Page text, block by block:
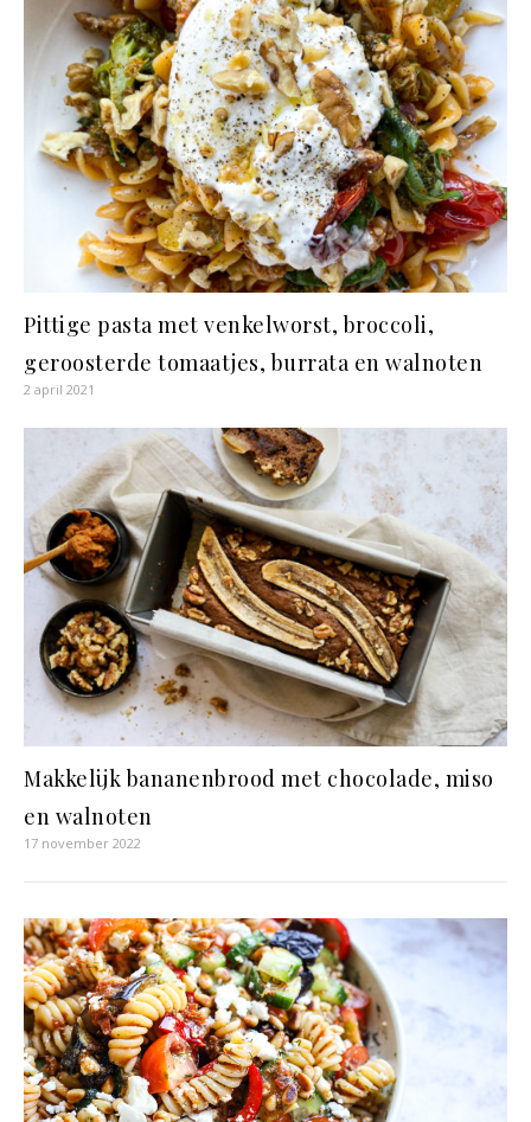
Pittige pasta met venkelworst, broccoli,
geroosterde tomaatjes, burrata en walnoten
2 april 2021
Makkelijk bananenbrood met chocolade, miso
en walnoten
17 november 2022